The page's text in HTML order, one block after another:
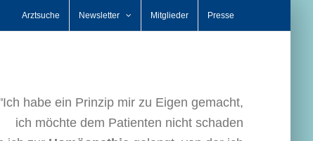
Arztsuche Newsletter Mitglieder Presse
habe ein Prinzip mir zu Eigen gemacht,
ich möchte dem Patienten nicht schaden